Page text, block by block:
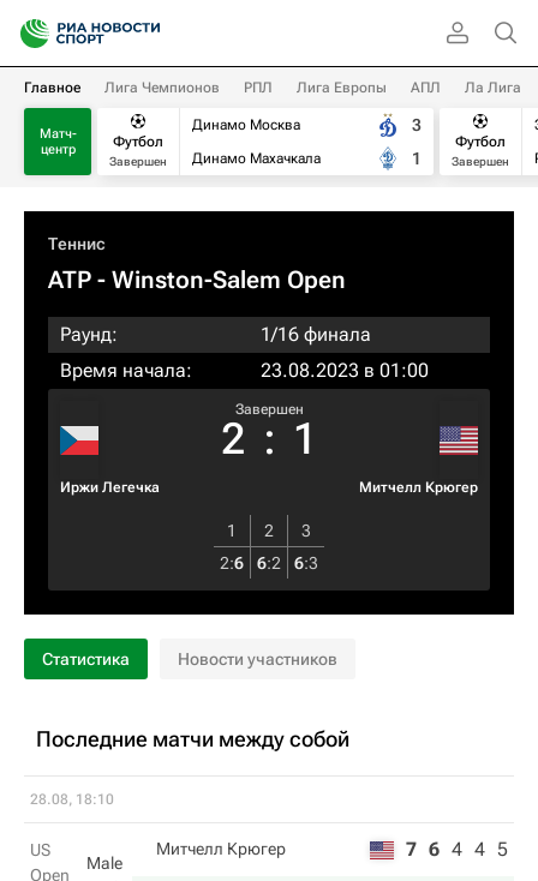
Главное Лига Чемпионов РПЛ Лига Европы АПЛ Ла Лига
Матч-
центр
Футбол
Завершен
Динамо Москва
Динамо Махачкала
3
1
Футбол
Завершен
Теннис
ATP - Winston-Salem Open
Раунд:
1/16 финала
Время начала:
23.08.2023 в 01:00
Иржи Легечка
Завершен
2 : 1
Митчелл Крюгер
1 2
3
2:6 6:2 6:3
Статистика Новости участников
Последние матчи между собой
28.08, 18:10
US
Open
Male
Митчелл Крюгер 7 6 4 4 5